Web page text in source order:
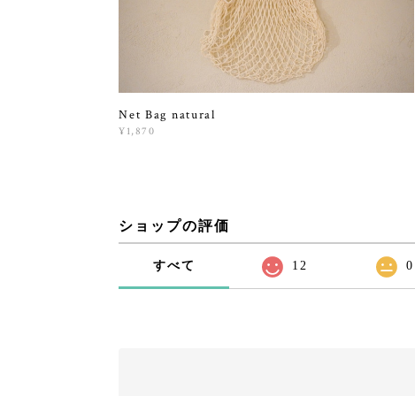
Net Bag natural
¥1,870
ショップの評価
すべて 12 0